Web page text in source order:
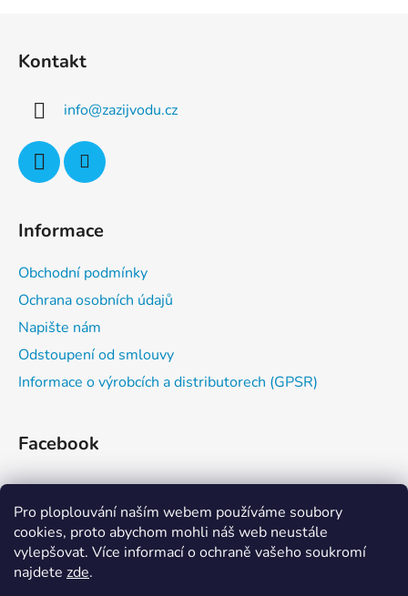
Pro ploplouvání naším webem používáme soubory
cookies, proto abychom mohli náš web neustále
vylepšovat. Více informací o ochraně vašeho soukromí
najdete zde.
Kontakt
info@zazijvodu.cz
Informace
Obchodní podmínky
Ochrana osobních údajů
Napište nám
Odstoupení od smlouvy
Informace o výrobcích a distributorech (GPSR)
Facebook